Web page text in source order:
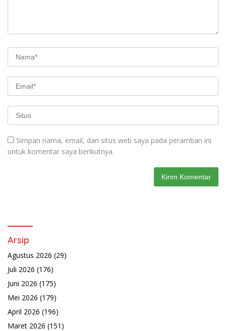
Simpan nama, email, dan situs web saya pada peramban ini
untuk komentar saya berikutnya.
Arsip
Agustus 2026 (29)
Juli 2026 (176)
Juni 2026 (175)
Mei 2026 (179)
April 2026 (196)
Maret 2026 (151)